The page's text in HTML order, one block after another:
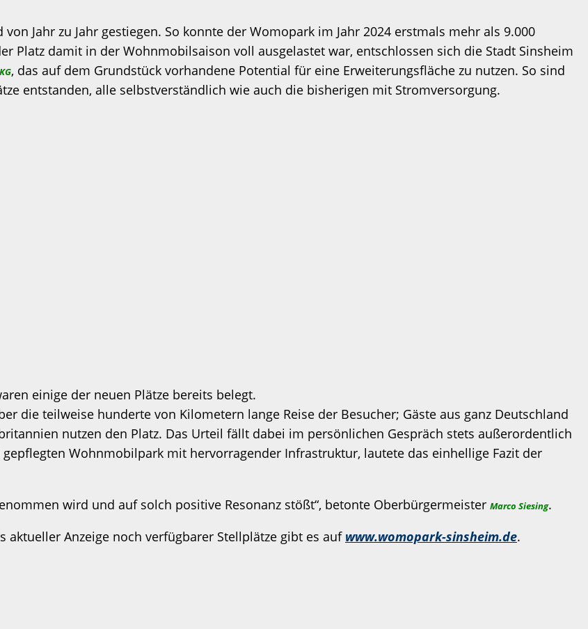
Jahr zu Jahr gestiegen. So konnte der Womopark im Jahr 2024 erstmals mehr als 9.000
Platz damit in der Wohnmobilsaison voll ausgelastet war, entschlossen sich die Stadt Sinsheim
, das auf dem Grundstück vorhandene Potential für eine Erweiterungsfläche zu nutzen. So sind
entstanden, alle selbstverständlich wie auch die bisherigen mit Stromversorgung.
einige der neuen Plätze bereits belegt.
die teilweise hunderte von Kilometern lange Reise der Besucher; Gäste aus ganz Deutschland
nutzen den Platz. Das Urteil fällt dabei im persönlichen Gespräch stets außerordentlich
Wohnmobilpark mit hervorragender Infrastruktur, lautete das einhellige Fazit der
wird und auf solch positive Resonanz stößt“, betonte Oberbürgermeister Marco Siesing.
Anzeige noch verfügbarer Stellplätze gibt es auf www.womopark-sinsheim.de.